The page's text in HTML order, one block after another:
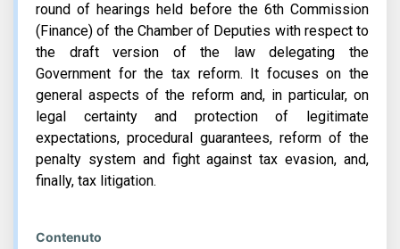
round of hearings held before the 6th Commission
(Finance) of the Chamber of Deputies with respect to
the draft version of the law delegating the
Government for the tax reform. It focuses on the
general aspects of the reform and, in particular, on
legal certainty and protection of legitimate
expectations, procedural guarantees, reform of the
penalty system and fight against tax evasion, and,
finally, tax litigation.
Contenuto